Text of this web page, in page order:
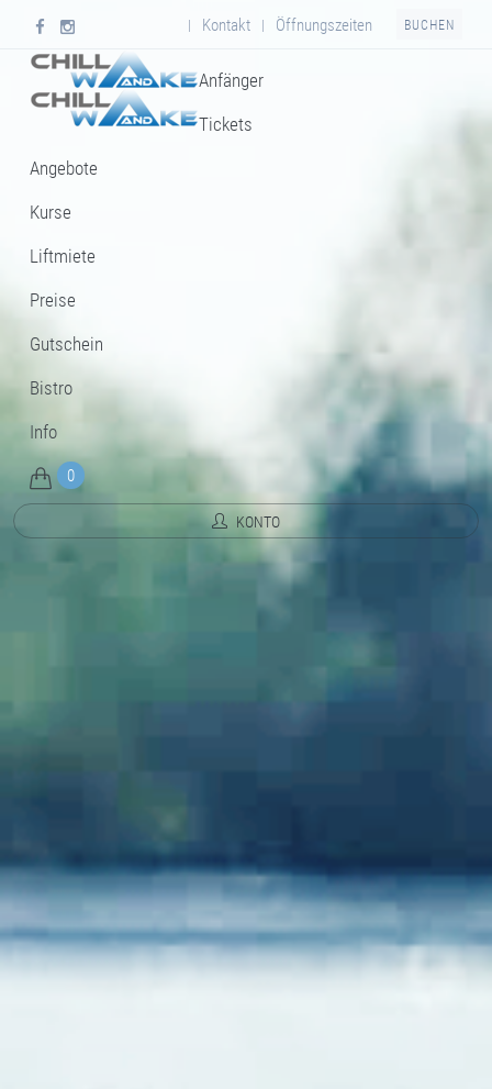
| Kontakt | Öffnungszeiten BUCHEN
Anfänger
Tickets
Angebote
Kurse
Liftmiete
Preise
Gutschein
Bistro
Info
0
KONTO